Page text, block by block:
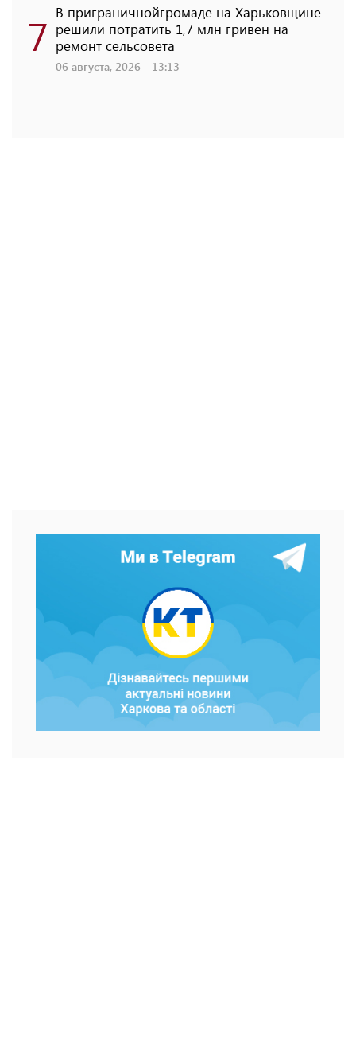
7 В приграничнойгромаде на Харьковщине
решили потратить 1,7 млн ​​гривен на
ремонт сельсовета
06 августа, 2026 - 13:13